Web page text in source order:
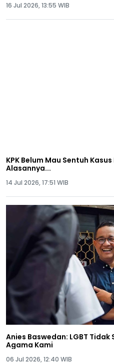
16 Jul 2026, 13:55 WIB
KPK Belum Mau Sentuh
Alasannya...
14 Jul 2026, 17:51 WIB
Anies Baswedan: LGBT
Agama Kami
06 Jul 2026, 12:40 WIB